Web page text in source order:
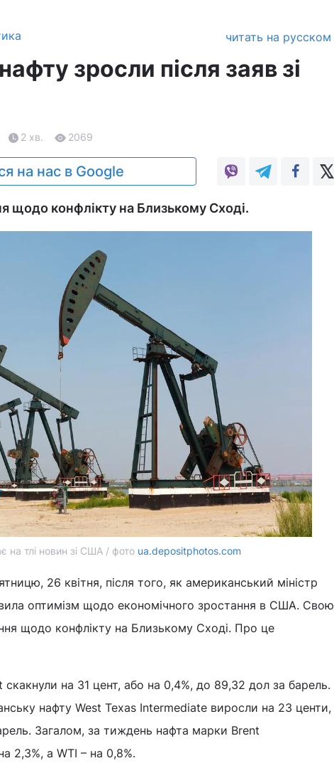
читать на русском
зросли після заяв зі
2 хв. 2069
на нас в Google
щодо конфлікту на Близькому Сході.
на тлі новин зі США / фото ua.depositphotos.com
26 квітня, після того, як американський міністр
оптимізм щодо економічного зростання в США. Свою
щодо конфлікту на Близькому Сході. Про це
на 31 цент, або на 0,4%, до 89,32 дол за барель.
нафту West Texas Intermediate виросли на 23 центи,
Загалом, за тиждень нафта марки Brent
2,3%, а WTI – на 0,8%.